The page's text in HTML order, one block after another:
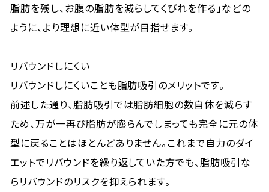
脂肪を残し、お腹の脂肪を減らしてくびれを作る」などの
ように、より理想に近い体型が目指せます。
リバウンドしにくい
リバウンドしにくいことも脂肪吸引のメリットです。
前述した通り、脂肪吸引では脂肪細胞の数自体を減らす
ため、万が一再び脂肪が膨らんでしまっても完全に元の体
型に戻ることはほとんどありません。これまで自力のダイ
エットでリバウンドを繰り返していた方でも、脂肪吸引な
らリバウンドのリスクを抑えられます。